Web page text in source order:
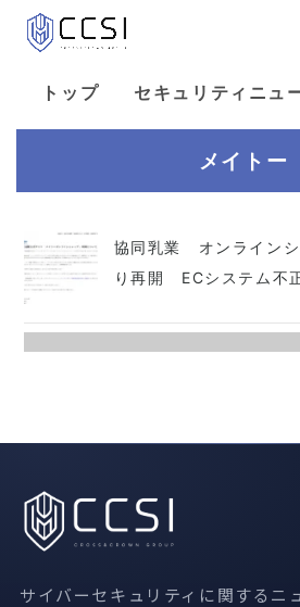
トップ セキュリティニュ
メイトー
協同乳業 オンライン
り再開 ECシステム不
サイバーセキュリティに関するニ